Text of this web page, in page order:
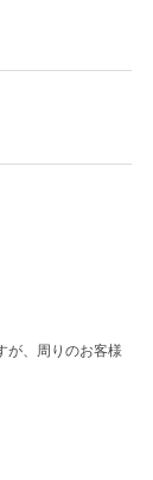
が、周りのお客様